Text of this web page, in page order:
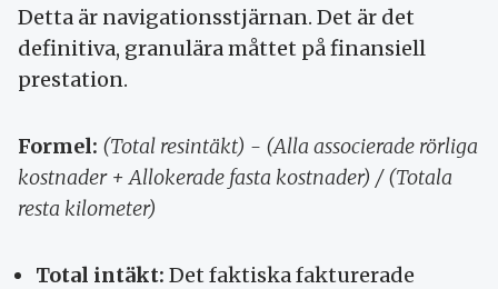
Detta är navigationsstjärnan. Det är det
definitiva, granulära måttet på finansiell
prestation.
Formel: (Total resintäkt) - (Alla associerade rörliga
kostnader + Allokerade fasta kostnader) / (Totala
resta kilometer)
Total intäkt: Det faktiska fakturerade